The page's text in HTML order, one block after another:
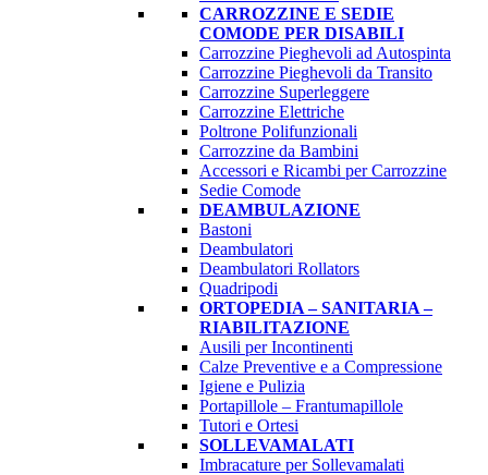
CARROZZINE E SEDIE
COMODE PER DISABILI
Carrozzine Pieghevoli ad Autospinta
Carrozzine Pieghevoli da Transito
Carrozzine Superleggere
Carrozzine Elettriche
Poltrone Polifunzionali
Carrozzine da Bambini
Accessori e Ricambi per Carrozzine
Sedie Comode
DEAMBULAZIONE
Bastoni
Deambulatori
Deambulatori Rollators
Quadripodi
ORTOPEDIA – SANITARIA –
RIABILITAZIONE
Ausili per Incontinenti
Calze Preventive e a Compressione
Igiene e Pulizia
Portapillole – Frantumapillole
Tutori e Ortesi
SOLLEVAMALATI
Imbracature per Sollevamalati